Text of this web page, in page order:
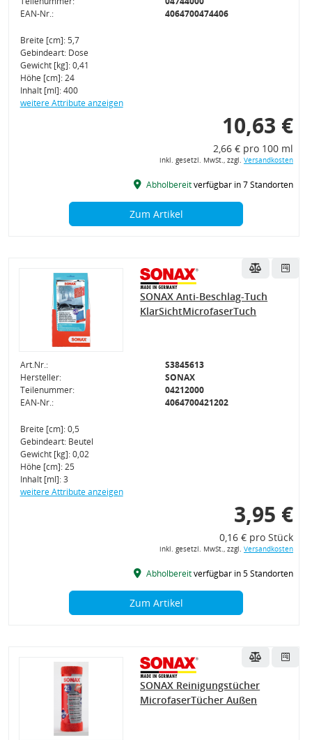
EAN-Nr.:
4064700474406
Breite [cm]: 5,7
Gebindeart: Dose
Gewicht [kg]: 0,41
Höhe [cm]: 24
Inhalt [ml]: 400
weitere Attribute anzeigen
10,63 €
2,66 € pro 100 ml
inkl. gesetzl. MwSt., zzgl. Versandkosten
Abholbereitverfügbar in 7 Standorten
Zum Artikel
SONAX Anti-Beschlag-Tuch
KlarSichtMicrofaserTuch
Art.Nr.:
S3845613
Hersteller:
SONAX
Teilenummer:
04212000
EAN-Nr.:
4064700421202
Breite [cm]: 0,5
Gebindeart: Beutel
Gewicht [kg]: 0,02
Höhe [cm]: 25
Inhalt [ml]: 3
weitere Attribute anzeigen
3,95 €
0,16 € pro Stück
inkl. gesetzl. MwSt., zzgl. Versandkosten
Abholbereitverfügbar in 5 Standorten
Zum Artikel
SONAX Reinigungstücher
MicrofaserTücher Außen